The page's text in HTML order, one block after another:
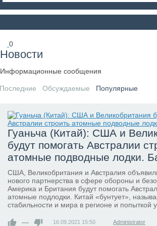
0
Новости
Информационные сообщения
Последние Обсуждаемые Популярные
Гуаньча (Китай): США и
будут помогать Австралии
атомные подводные лодки.
США, Великобритания и Австралия
нового партнерства в сфере обороны и
Америка и Британия будут помогать
атомные подлодки. Китай «бунтует»,
стабильности и мира в регионе и попыткой
— 16.09.2021 15:50 Administrator